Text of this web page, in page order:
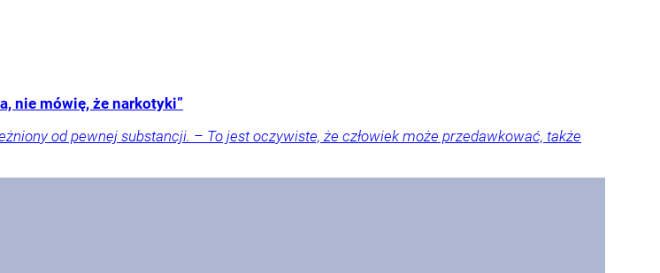
nie mówię, że narkotyki”
od pewnej substancji. – To jest oczywiste, że człowiek może przedawkować, także